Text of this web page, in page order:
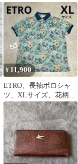
柄 切替 コットン
¥ 11,900
ETRO、長袖ポロシャ
ツ、XLサイズ、花柄総
柄